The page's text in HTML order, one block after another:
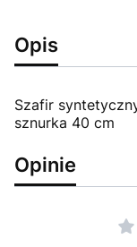
Opis
Szafir
sznurka 40 cm
Opinie